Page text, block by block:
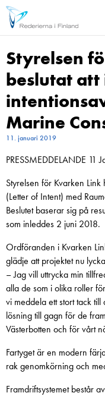
Styrelsen
beslutat att
Marine
11. januari 2019
PRESSMEDDELANDE 11
Styrelsen för Kvarken
(Letter of Intent) med
Beslutet baserar sig på
som inleddes 2 juni 2018.
Ordföranden i Kvarken
glädje att projektet nu
– Jag vill uttrycka min
alla de som i olika roller
vi meddela ett stort tack
lösning till gagn för de
Västerbotten och för vårt
Fartyget är en modern
rak genomkörning och
Framdriftsystemet består